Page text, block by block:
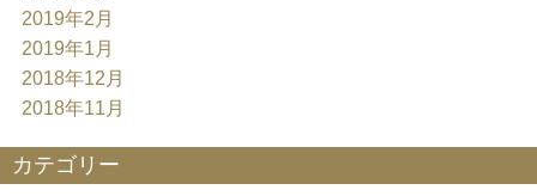
2019年2月
2019年1月
2018年12月
2018年11月
カテゴリー